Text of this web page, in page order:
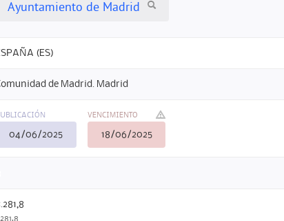
Ayuntamiento de Madrid
(ES)
de Madrid. Madrid
04/06/2025
VENCIMIENTO
18/06/2025